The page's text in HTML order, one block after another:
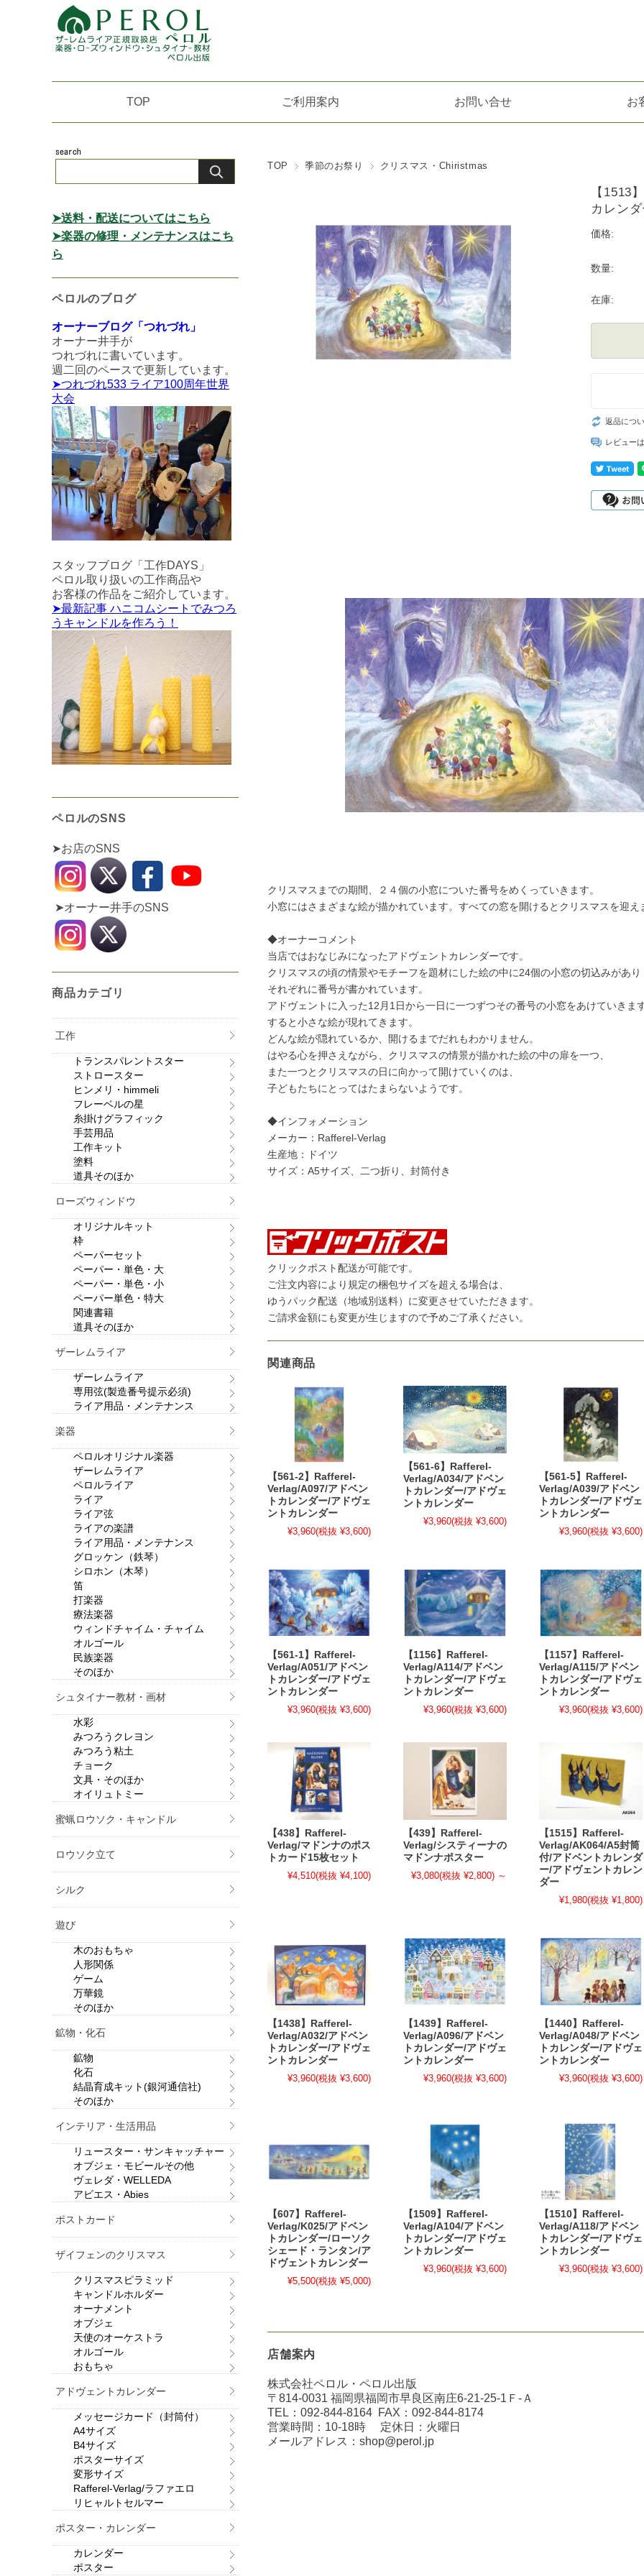
TOP ご利用案内 お問い合せ お
TOP 季節のお祭り クリスマス・Chiristmas
【1513
カレン
価格:
数量:
在庫:
返品につ
レビュー
クリスマスまでの期間、２４個の小窓についた番号をめくっていきます。
小窓にはさまざまな絵が描かれています。すべての窓を開けるとクリスマスを迎え
◆オーナーコメント
当店ではおなじみになったアドヴェントカレンダーです。
クリスマスの頃の情景やモチーフを題材にした絵の中に24個の小窓の切込みがあり
それぞれに番号が書かれています。
アドヴェントに入った12月1日から一日に一つずつその番号の小窓をあけていきま
すると小さな絵が現れてきます。
どんな絵が隠れているか、開けるまでだれもわかりません。
はやる心を押さえながら、クリスマスの情景が描かれた絵の中の扉を一つ、
また一つとクリスマスの日に向かって開けていくのは、
子どもたちにとってはたまらないようです。
◆インフォメーション
メーカー：Rafferel-Verlag
生産地：ドイツ
サイズ：A5サイズ、二つ折り、封筒付き
クリックポスト配送が可能です。
ご注文内容により規定の梱包サイズを超える場合は、
ゆうパック配送（地域別送料）に変更させていただきます。
ご請求金額にも変更が生じますので予めご了承ください。
関連商品
【561-2】Rafferel-
Verlag/A097/アドベン
トカレンダー/アドヴェ
ントカレンダー
¥3,960(税抜 ¥3,600)
【561-6】Rafferel-
Verlag/A034/アドベン
トカレンダー/アドヴェ
ントカレンダー
¥3,960(税抜 ¥3,600)
【561-5】Rafferel-
Verlag/A039/アドベン
トカレンダー/アドヴェ
ントカレンダー
¥3,960(税抜 ¥3,600)
【561-1】Rafferel-
Verlag/A051/アドベン
トカレンダー/アドヴェ
ントカレンダー
¥3,960(税抜 ¥3,600)
【1156】Rafferel-
Verlag/A114/アドベン
トカレンダー/アドヴェ
ントカレンダー
¥3,960(税抜 ¥3,600)
【1157】Rafferel-
Verlag/A115/アドベン
トカレンダー/アドヴェ
ントカレンダー
¥3,960(税抜 ¥3,600)
【438】Rafferel-
Verlag/マドンナのポス
トカード15枚セット
¥4,510(税抜 ¥4,100)
【439】Rafferel-
Verlag/システィーナの
マドンナポスター
¥3,080(税抜 ¥2,800) ～
【1515】Rafferel-
Verlag/AK064/A5封筒
付/アドベントカレンダ
ー/アドヴェントカレン
ダー
¥1,980(税抜 ¥1,800)
【1438】Rafferel-
Verlag/A032/アドベン
トカレンダー/アドヴェ
ントカレンダー
¥3,960(税抜 ¥3,600)
【1439】Rafferel-
Verlag/A096/アドベン
トカレンダー/アドヴェ
ントカレンダー
¥3,960(税抜 ¥3,600)
【1440】Rafferel-
Verlag/A048/アドベン
トカレンダー/アドヴェ
ントカレンダー
¥3,960(税抜 ¥3,600)
【607】Rafferel-
Verlag/K025/アドベン
トカレンダー/ローソク
シェード・ランタン/ア
ドヴェントカレンダー
¥5,500(税抜 ¥5,000)
【1509】Rafferel-
Verlag/A104/アドベン
トカレンダー/アドヴェ
ントカレンダー
¥3,960(税抜 ¥3,600)
【1510】Rafferel-
Verlag/A118/アドベン
トカレンダー/アドヴェ
ントカレンダー
¥3,960(税抜 ¥3,600)
店舗案内
株式会社ペロル・ペロル出版
〒814-0031 福岡県福岡市早良区南庄6-21-25-1Ｆ-Ａ
TEL： 092-844-8164 FAX： 092-844-8174
営業時間：10-18時 定休日：火曜日
メールアドレス： shop@perol.jp
➤送料・配送についてはこちら
➤楽器の修理・メンテナンスはこち
ら
ペロルのブログ
オーナーブログ「つれづれ」
オーナー井手が
つれづれに書いています。
週二回のペースで更新しています。
➤つれづれ533 ライア100周年世界
大会
スタッフブログ「工作DAYS」
ペロル取り扱いの工作商品や
お客様の作品をご紹介しています。
➤最新記事 ハニコムシートでみつろ
うキャンドルを作ろう！
ペロルのSNS
➤お店のSNS
➤オーナー井手のSNS
商品カテゴリ
工作
トランスパレントスター
ストロースター
ヒンメリ・himmeli
フレーベルの星
糸掛けグラフィック
手芸用品
工作キット
塗料
道具そのほか
ローズウィンドウ
オリジナルキット
枠
ペーパーセット
ペーパー・単色・大
ペーパー・単色・小
ペーパー単色・特大
関連書籍
道具そのほか
ザーレムライア
ザーレムライア
専用弦(製造番号提示必須)
ライア用品・メンテナンス
楽器
ペロルオリジナル楽器
ザーレムライア
ペロルライア
ライア
ライア弦
ライアの楽譜
ライア用品・メンテナンス
グロッケン（鉄琴）
シロホン（木琴）
笛
打楽器
療法楽器
ウィンドチャイム・チャイム
オルゴール
民族楽器
そのほか
シュタイナー教材・画材
水彩
みつろうクレヨン
みつろう粘土
チョーク
文具・そのほか
オイリュトミー
蜜蝋ロウソク・キャンドル
ロウソク立て
シルク
遊び
木のおもちゃ
人形関係
ゲーム
万華鏡
そのほか
鉱物・化石
鉱物
化石
結晶育成キット(銀河通信社)
そのほか
インテリア・生活用品
リュースター・サンキャッチャー
オブジェ・モビールその他
ヴェレダ・WELLEDA
アビエス・Abies
ポストカード
ザイフェンのクリスマス
クリスマスピラミッド
キャンドルホルダー
オーナメント
オブジェ
天使のオーケストラ
オルゴール
おもちゃ
アドヴェントカレンダー
メッセージカード（封筒付）
A4サイズ
B4サイズ
ポスターサイズ
変形サイズ
Rafferel-Verlag/ラファエロ
リヒャルトセルマー
ポスター・カレンダー
カレンダー
ポスター